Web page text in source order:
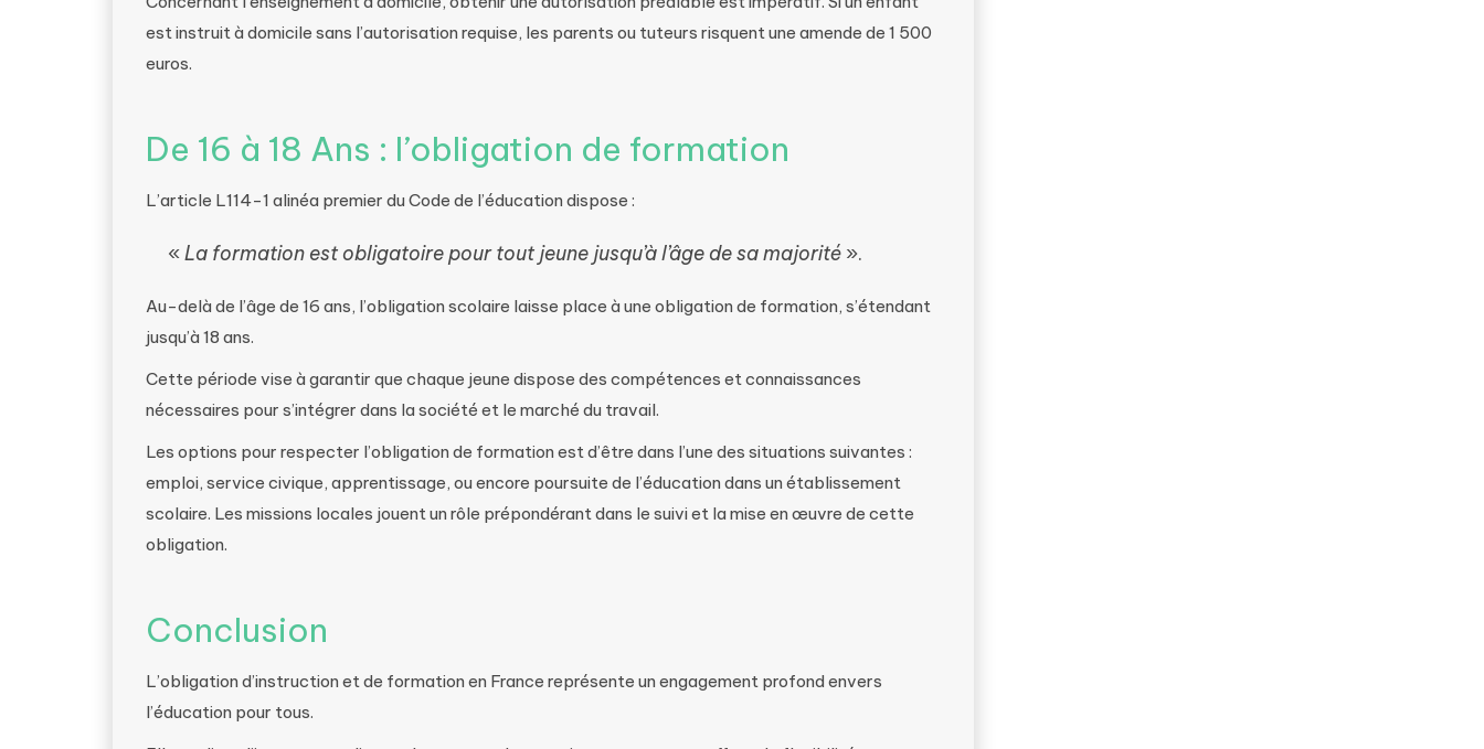
est instruit à domicile sans l’autorisation requise, les parents ou tuteurs risquent une amende de 1 500
euros.
De 16 à 18 Ans : l’obligation de formation
L’article L114-1 alinéa premier du Code de l’éducation dispose :
«La formation est obligatoire pour tout jeune jusqu’à l’âge de sa majorité ».
Au-delà de l’âge de 16 ans, l’obligation scolaire laisse place à une obligation de formation, s’étendant
jusqu’à 18 ans.
Cette période vise à garantir que chaque jeune dispose des compétences et connaissances
nécessaires pour s’intégrer dans la société et le marché du travail.
Les options pour respecter l’obligation de formation est d’être dans l’une des situations suivantes :
emploi, service civique, apprentissage, ou encore poursuite de l’éducation dans un établissement
scolaire. Les missions locales jouent un rôle prépondérant dans le suivi et la mise en œuvre de cette
obligation.
Conclusion
L’obligation d’instruction et de formation en France représente un engagement profond envers
l’éducation pour tous.